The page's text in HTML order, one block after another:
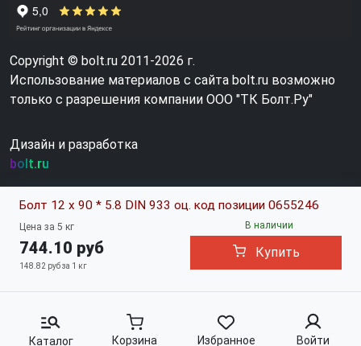
Болт 12 х 90 * 5.8 DIN 933 оц. код позиции 0655246
Цена за 5 кг
744.10 руб
148.82 руб за 1 кг
В наличии
Купить
Copyright © bolt.ru 2011-2026 г.
Использование материалов с сайта bolt.ru возможно
только с разрешения компании ООО "ТК Болт.Ру"
Дизайн и разработка
bolt.ru
Каталог Корзина Избранное Войти